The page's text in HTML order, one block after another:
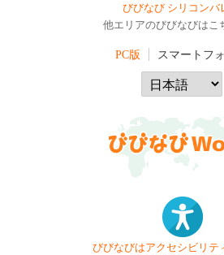
びびなび シリコンバ
他エリアのびびなびはこ
PC版 スマートフ
びびなびはアクセシビリテ